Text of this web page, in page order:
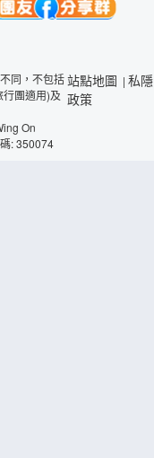
同，不包括
團適用)及
On
: 350074
站點地圖 | 私隱
政策